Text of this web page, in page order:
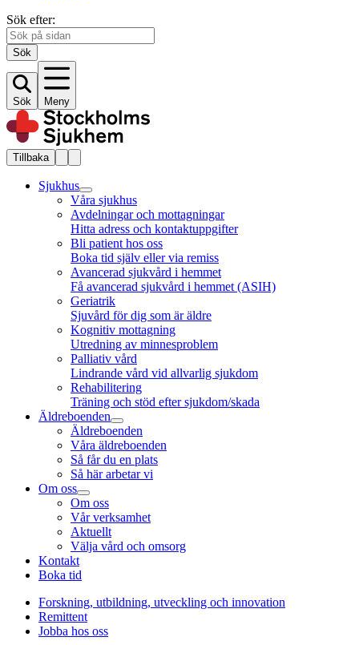
Sök efter:
Sök
Sök Meny
Tillbaka
Sjukhus
Våra sjukhus
Avdelningar och mottagningar
Hitta adress och kontaktuppgifter
Bli patient hos oss
Boka tid själv eller via remiss
Avancerad sjukvård i hemmet
Få avancerad sjukvård i hemmet (ASIH)
Geriatrik
Sjuvård för dig som är äldre
Kognitiv mottagning
Utredning av minnesproblem
Palliativ vård
Lindrande vård vid allvarlig sjukdom
Rehabilitering
Träning och stöd efter sjukdom/skada
Äldreboenden
Äldreboenden
Våra äldreboenden
Så får du en plats
Så här arbetar vi
Om oss
Om oss
Vår verksamhet
Aktuellt
Välja vård och omsorg
Kontakt
Boka tid
Forskning, utbildning, utveckling och innovation
Remittent
Jobba hos oss